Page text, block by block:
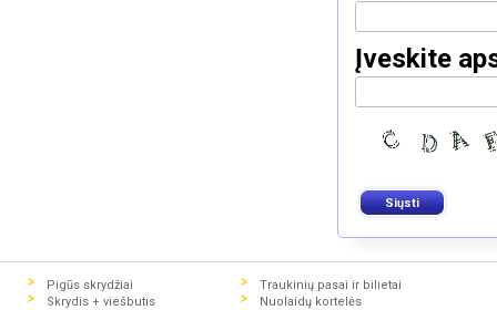
Įveskite
Pigūs skrydžiai
Skrydis + viešbutis
Traukinių pasai ir bilietai
Nuolaidų kortelės